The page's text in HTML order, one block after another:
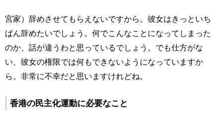
宮家）辞めさせてもらえないですから。彼女はきっといち
ばん辞めたいでしょう。何でこんなことになってしまった
のか、話が違うわと思っているでしょう。でも仕方がな
い、彼女の権限では何もできないようになっていますか
ら。非常に不幸だと思いますけれどね。
香港の民主化運動に必要なこと